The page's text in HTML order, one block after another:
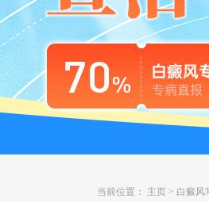
当前位置： 主页 > 白癜风